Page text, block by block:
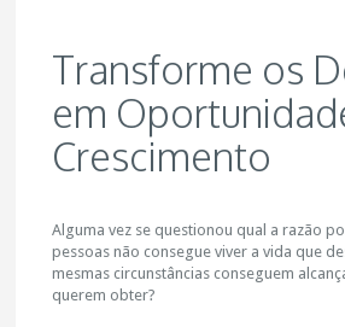
Transforme os
em
Crescimento
Alguma vez se questionou qual a razão
pessoas não consegue viver a vida que
mesmas circunstâncias conseguem
querem obter?